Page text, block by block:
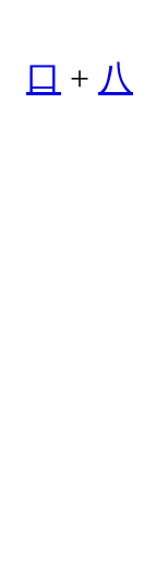
口 + 八